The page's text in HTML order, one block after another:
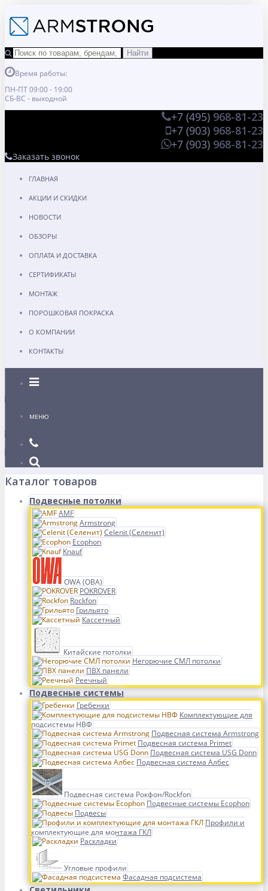
Время работы:
ПН-ПТ 09:00 - 19:00
СБ-ВС - выходной
+7 (495) 968-81-23
+7 (903) 968-81-23
+7 (903) 968-81-23
Заказать звонок
ГЛАВНАЯ
АКЦИИ И СКИДКИ
НОВОСТИ
ОБЗОРЫ
ОПЛАТА И ДОСТАВКА
СЕРТИФИКАТЫ
МОНТАЖ
ПОРОШКОВАЯ ПОКРАСКА
О КОМПАНИИ
КОНТАКТЫ
Каталог
МЕНЮ
Каталог товаров
Подвесные потолки
AMF
Armstrong
Celenit (Селенит)
Ecophon
Knauf
OWA (ОВА)
POKROVER
Rockfon
Грильято
Кассетный
Китайские потолки
Негорючие СМЛ потолки
ПВХ панели
Реечный
Подвесные системы
Гребенки
Комплектующие для
подсистемы НВФ
Подвесная система Armstrong
Подвесная система Primet
Подвесная система USG Donn
Подвесная система Албес
Подвесная система Рокфон/Rockfon
Подвесные системы Ecophon
Подвесы
Профили и
комплектующие для монтажа ГКЛ
Раскладки
Угловые профили
Фасадная подсистема